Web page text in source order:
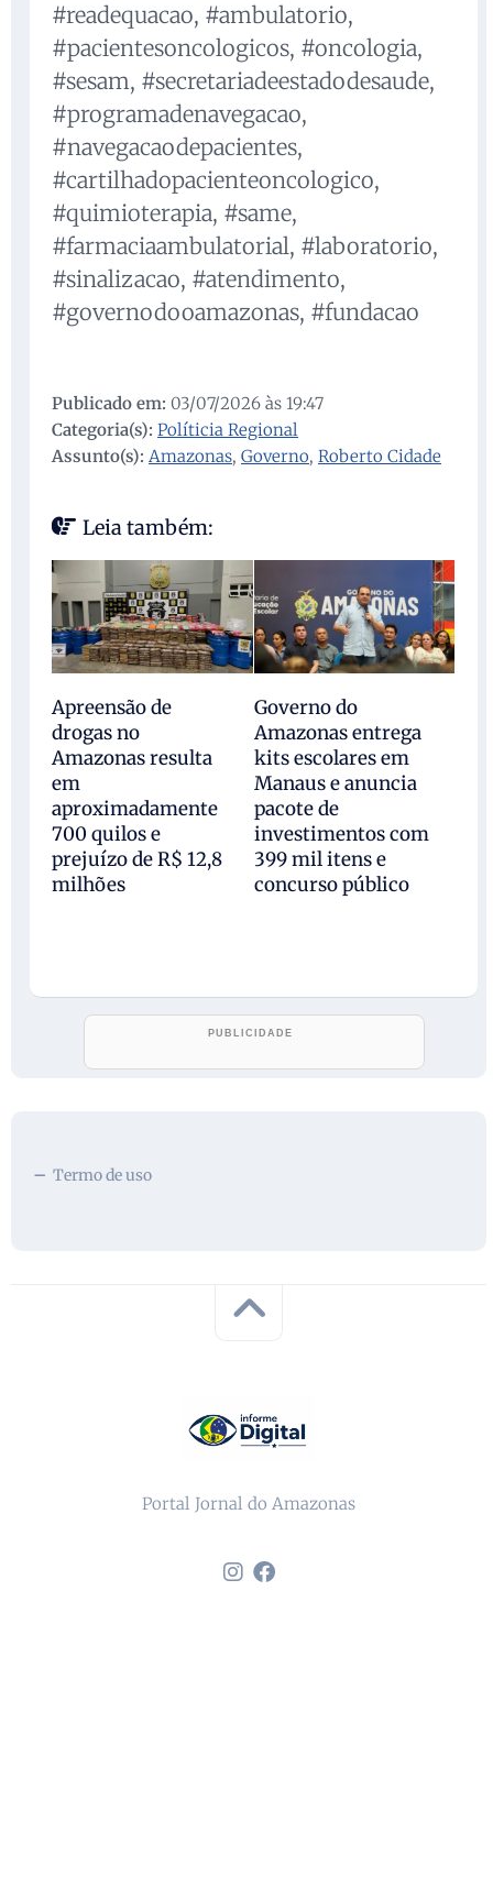
#readequacao, #ambulatorio,
#pacientesoncologicos, #oncologia,
#sesam, #secretariadeestadodesaude,
#programadenavegacao,
#navegacaodepacientes,
#cartilhadopacienteoncologico,
#quimioterapia, #same,
#farmaciaambulatorial, #laboratorio,
#sinalizacao, #atendimento,
#governodooamazonas, #fundacao
Publicado em: 03/07/2026 às 19:47
Categoria(s): Políticia Regional
Assunto(s): Amazonas, Governo, Roberto Cidade
Leia também:
Apreensão de
drogas no
Amazonas resulta
em
aproximadamente
700 quilos e
prejuízo de R$ 12,8
milhões
Governo do
Amazonas entrega
kits escolares em
Manaus e anuncia
pacote de
investimentos com
399 mil itens e
concurso público
Termo de uso
Portal Jornal do Amazonas